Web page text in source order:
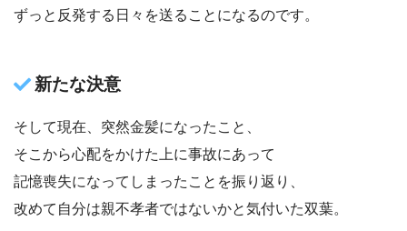
ずっと反発する日々を送ることになるのです。
新たな決意
そして現在、突然金髪になったこと、
そこから心配をかけた上に事故にあって
記憶喪失になってしまったことを振り返り、
改めて自分は親不孝者ではないかと気付いた双葉。